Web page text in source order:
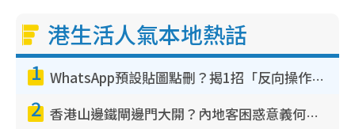
港生活人氣本地熱話
1 WhatsApp預設貼圖點刪？揭1招「反向操作」還原簡潔介面 附3步實測教學
2 香港山邊鐵閘邊門大開？內地客困惑意義何在！網民神回覆：呢種叫法理性防禦